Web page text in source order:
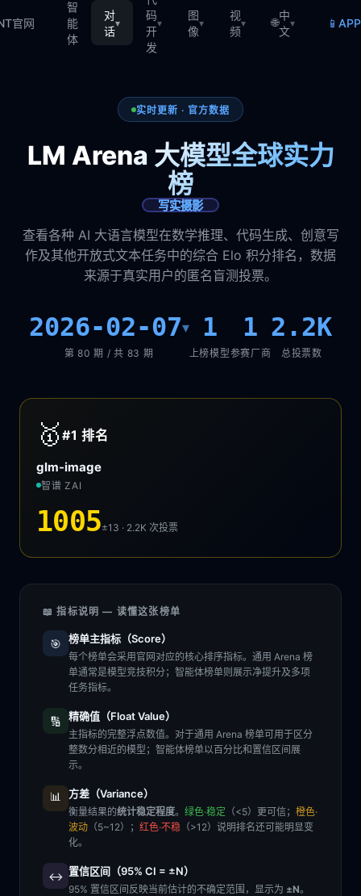
官网
智
能
体
对
话
▾
码
开
发
▾
图
像
▾
视
频
▾ 🌐
中
文
▾ 📱
实时更新 · 官方数据
LM Arena 大模型全球实力
榜
写实摄影
查看各种 AI 大语言模型在数学推理、代码生成、创意写
作及其他开放式文本任务中的综合 Elo 积分排名，数据
来源于真实用户的匿名盲测投票。
2026-02-07▾
第 80 期 / 共 83 期
1
上榜模型
1
参赛厂商
2.2K
总投票数
🥇 #1排名
glm-image
智谱 ZAI
1005±13 · 2.2K次投票
📖 指标说明 — 读懂这张榜单
🎯 榜单主指标（Score）
每个榜单会采用官网对应的核心排序指标。通用 Arena 榜
单通常是模型竞技积分；智能体榜单则展示净提升及多项
任务指标。
🔢 精确值（Float Value）
主指标的完整浮点数值。对于通用 Arena 榜单可用于区分
整数分相近的模型；智能体榜单以百分比和置信区间展
示。
📊 方差（Variance）
衡量结果的统计稳定程度。 绿色·稳定 （<5）更可信； 橙色·
波动 （5~12）； 红色·不稳 （>12）说明排名还可能明显变
化。
↔️ 置信区间（95% CI = ±N）
95% 置信区间反映当前估计的不确定范围，显示为 ±N。